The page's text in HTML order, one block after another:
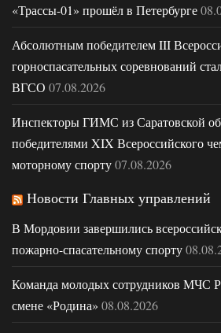
«Трассы-01» прошёл в Петербурге
Абсолютным победителем III
горноспасательных соревнований
ВГСО 07.08.2026
Инспекторы ГИМС из Саратовской
победителями XIX Всероссийского
моторному спорту07.08.2026
Новости Главных управлений
В Мордовии завершились
пожарно-спасательному спорту
Команда молодых сотрудников МЧС
смене «Родина» 08.08.2026